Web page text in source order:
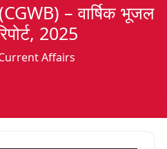
– वार्षिक भूजल
2025
Affairs